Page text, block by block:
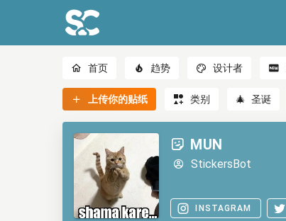
首页 趋势 设计者
上传你的贴纸 类别 🎄 圣诞
MUN
StickersBot
INSTAGRAM